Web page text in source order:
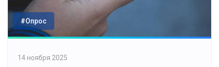
#Опрос
14 ноября 2025